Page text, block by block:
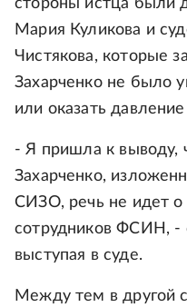
стороны истца были
Мария Куликова и
Чистякова, которые
Захарченко не было
или оказать
- Я пришла к выводу,
Захарченко,
СИЗО, речь не идет о
сотрудников ФСИН, -
выступая в суде.
Между тем в другой